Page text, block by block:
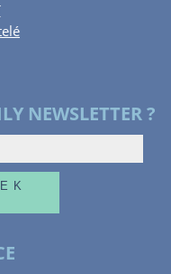
NEWSLETTER ?